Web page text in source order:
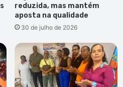
reduzida, mas mantém
aposta na qualidade
30 de julho de 2026